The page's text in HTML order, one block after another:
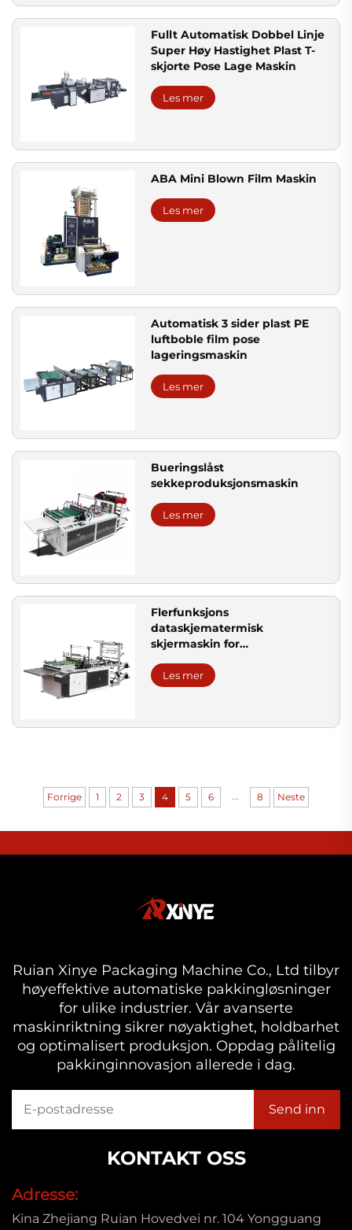
Fullt Automatisk Dobbel Linje
Super Høy Hastighet Plast T-
skjorte Pose Lage Maskin
Les mer
ABA Mini Blown Film Maskin
Les mer
Automatisk 3 sider plast PE
luftboble film pose
lageringsmaskin
Les mer
Bueringslåst
sekkeproduksjonsmaskin
Les mer
Flerfunksjons
dataskjematermisk
skjermaskin for
Les mer
Forrige 1 2 3 4 5 6 8 Neste
Ruian Xinye Packaging Machine Co., Ltd tilbyr
høyeffektive automatiske pakkingløsninger
for ulike industrier. Vår avanserte
maskinriktning sikrer nøyaktighet, holdbarhet
og optimalisert produksjon. Oppdag pålitelig
pakkinginnovasjon allerede i dag.
KONTAKT OSS
Adresse:
Kina Zhejiang Ruian Hovedvei nr. 104 Yongguang